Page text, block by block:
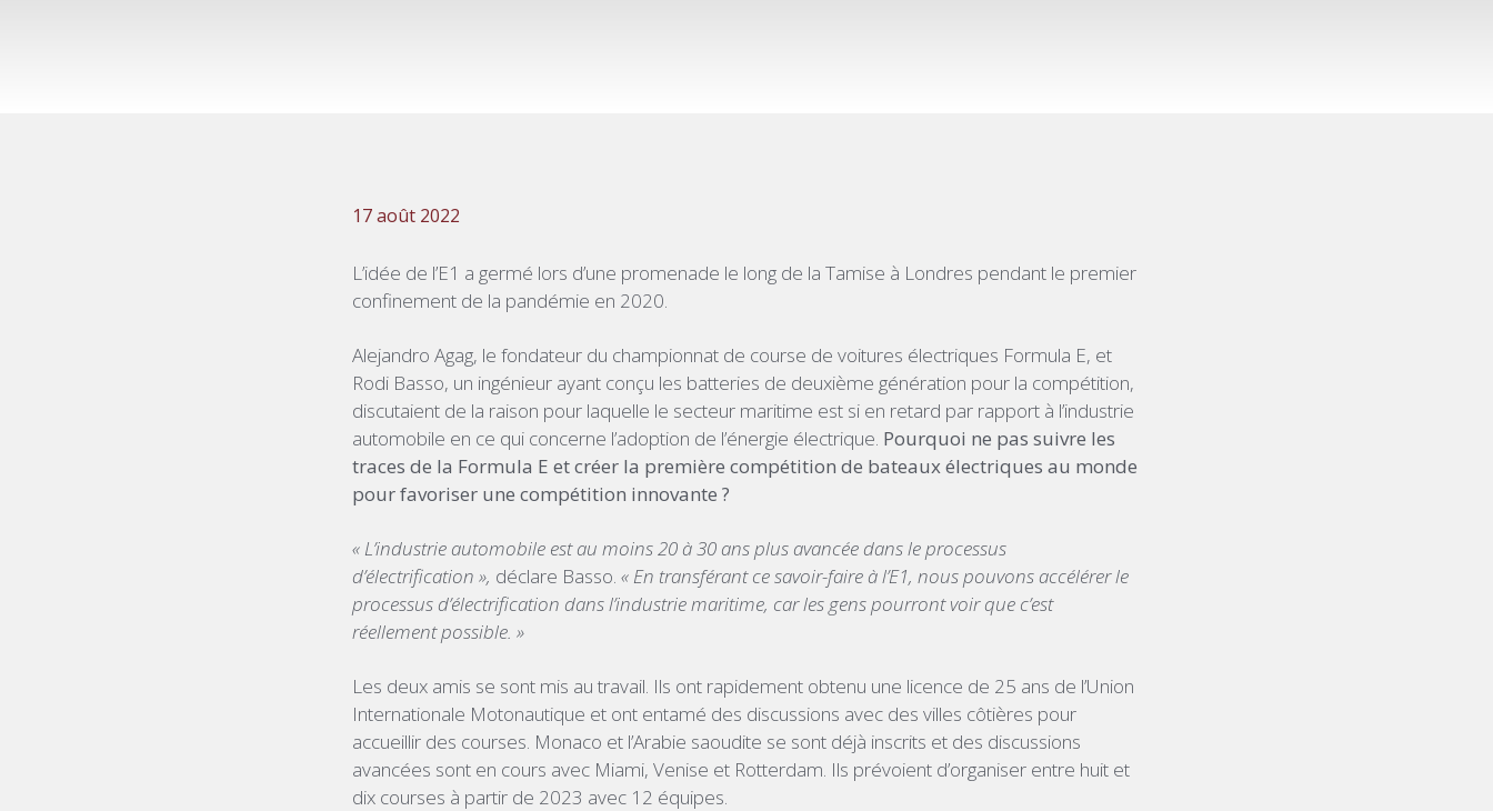
17 août 2022
L’idée de l’E1 a germé lors d’une promenade le long de la Tamise à Londres pendant le premier
confinement de la pandémie en 2020.
Alejandro Agag, le fondateur du championnat de course de voitures électriques Formula E, et
Rodi Basso, un ingénieur ayant conçu les batteries de deuxième génération pour la compétition,
discutaient de la raison pour laquelle le secteur maritime est si en retard par rapport à l’industrie
automobile en ce qui concerne l’adoption de l’énergie électrique. Pourquoi ne pas suivre les
traces de la Formula E et créer la première compétition de bateaux électriques au monde
pour favoriser une compétition innovante ?
« L’industrie automobile est au moins 20 à 30 ans plus avancée dans le processus
d’électrification », déclare Basso. « En transférant ce savoir-faire à l’E1, nous pouvons accélérer le
processus d’électrification dans l’industrie maritime, car les gens pourront voir que c’est
réellement possible. »
Les deux amis se sont mis au travail. Ils ont rapidement obtenu une licence de 25 ans de l’Union
Internationale Motonautique et ont entamé des discussions avec des villes côtières pour
accueillir des courses. Monaco et l’Arabie saoudite se sont déjà inscrits et des discussions
avancées sont en cours avec Miami, Venise et Rotterdam. Ils prévoient d’organiser entre huit et
dix courses à partir de 2023 avec 12 équipes.